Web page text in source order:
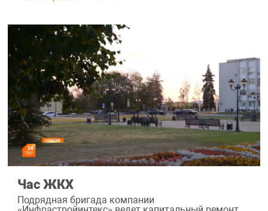
Час ЖКХ
Подрядная бригада компании